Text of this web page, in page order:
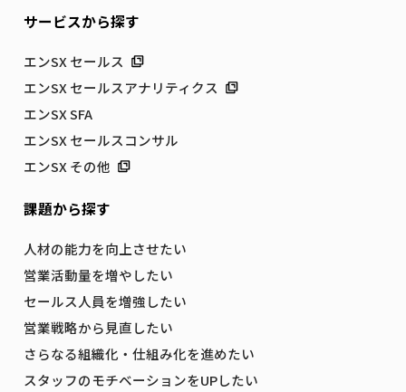
サービスから探す
エンSX セールス
エンSX セールスアナリティクス
エンSX SFA
エンSX セールスコンサル
エンSX その他
課題から探す
人材の能力を向上させたい
営業活動量を増やしたい
セールス人員を増強したい
営業戦略から見直したい
さらなる組織化・仕組み化を進めたい
スタッフのモチベーションをUPしたい